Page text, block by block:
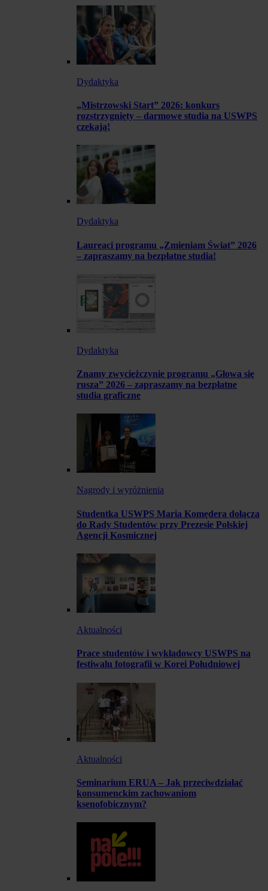
Dydaktyka
„Mistrzowski Start” 2026: konkurs
rozstrzygnięty – darmowe studia na USWPS
czekają!
Dydaktyka
Laureaci programu „Zmieniam Świat” 2026
– zapraszamy na bezpłatne studia!
Dydaktyka
Znamy zwyciężczynie programu „Głowa się
rusza” 2026 – zapraszamy na bezpłatne
studia graficzne
Nagrody i wyróżnienia
Studentka USWPS Maria Komędera dołącza
do Rady Studentów przy Prezesie Polskiej
Agencji Kosmicznej
Aktualności
Prace studentów i wykładowcy USWPS na
festiwalu fotografii w Korei Południowej
Aktualności
Seminarium ERUA – Jak przeciwdziałać
konsumenckim zachowaniom
ksenofobicznym?